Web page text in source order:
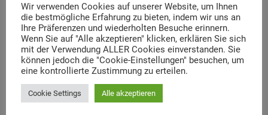
Diskussionsräumen vor dem Hintergrund der
vielschichtigen Diversität der Gruppen, die die
Bildungsangebote wahrnehmen, befragt. Es ging um
eine Weiterentwicklung der Methoden durch die
intensive Auseinandersetzung mit konkreten
Vermittlungssituationen. In einem nächsten Schritt
(Ende 2017/2018) werden nun die freien
Mitarbeiter:innen einbezogen, die die Expertise aus
Wir verwenden Cookies auf unserer Website, um Ihnen
die bestmögliche Erfahrung zu bieten, indem wir uns an
Ihre Präferenzen und wiederholten Besuche erinnern.
Wenn Sie auf "Alle akzeptieren" klicken, erklären Sie sich
mit der Verwendung ALLER Cookies einverstanden. Sie
können jedoch die "Cookie-Einstellungen" besuchen, um
eine kontrollierte Zustimmung zu erteilen.
Cookie Settings Alle akzeptieren